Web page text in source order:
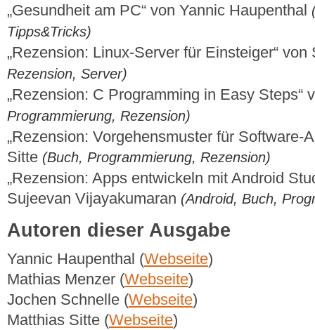
„Gesundheit am PC“ von Yannic Haupenthal
Tipps&Tricks)
„Rezension: Linux-Server für Einsteiger“
Rezension, Server)
„Rezension: C Programming in Easy Steps“
Programmierung, Rezension)
„Rezension: Vorgehensmuster für Software-
Sitte (Buch, Programmierung, Rezension)
„Rezension: Apps entwickeln mit Android
Sujeevan Vijayakumaran (Android, Buch,
Autoren dieser Ausgabe
Yannic Haupenthal (Webseite)
Mathias Menzer (Webseite)
Jochen Schnelle (Webseite)
Matthias Sitte (Webseite)